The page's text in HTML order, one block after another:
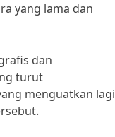
yang lama dan
dan
turut
menguatkan lagi